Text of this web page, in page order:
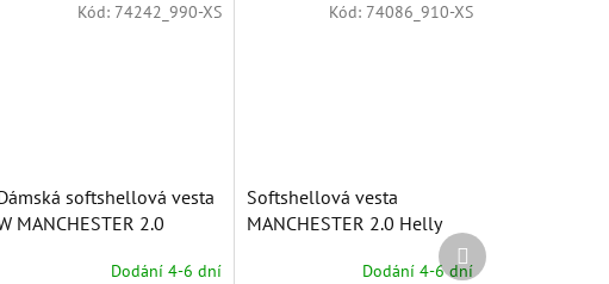
softshellová vesta
MANCHESTER 2.0
Dodání 4-6 dní
Kód: 74242_990-XS
Softshellová vesta
MANCHESTER 2.0 Helly
Dodání 4-6 dní
Kód: 74086_910-XS
Další
produkt